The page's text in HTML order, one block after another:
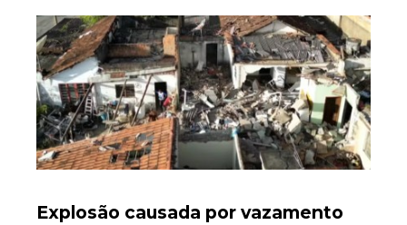
Explosão causada por vazamento